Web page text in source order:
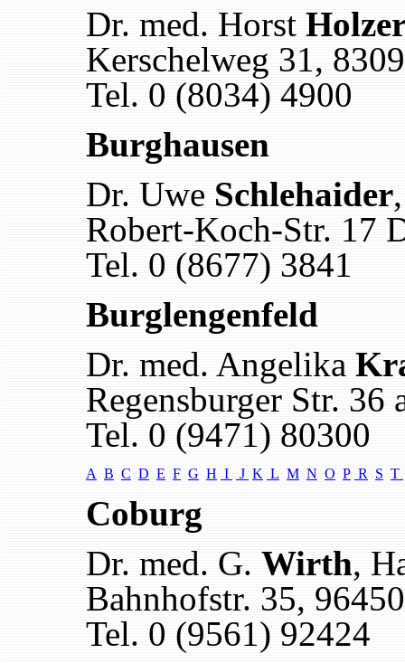
Dr. med. Horst
Kerschelweg 31,
Tel. 0 (8034) 4900
Burghausen
Dr. Uwe Schlehaider
Robert-Koch-Str. 17
Tel. 0 (8677) 3841
Burglengenfeld
Dr. med. Angelika
Regensburger Str.
Tel. 0 (9471) 80300
A B C D E F G H I J K L M N O P R S T
Coburg
Dr. med. G. Wirth,
Bahnhofstr. 35,
Tel. 0 (9561) 92424